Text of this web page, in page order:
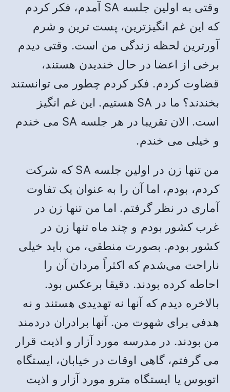
وقتی به اولین جلسه SA آمدم، فکر کردم
که این غم انگیزترین، پست ترین و شرم
آورترین لحظه زندگی من است. وقتی دیدم
برخی از اعضا در حال خندیدن هستند،
قضاوت کردم. فکر کردم چطور می توانستند
بخندند؟ ما در SA هستیم. این غم انگیز
است. الان تقریبا در هر جلسه SA می خندم
و خیلی می خندم.
من تنها زن در اولین جلسه SA که شرکت
کردم، بودم، اما آن را به عنوان یک تفاوت
آماری در نظر گرفتم. اما من تنها زن در
غرب کشور بودم و چند ماه تنها زن در
کشور بودم. بصورت منطقی، من باید خیلی
ناراحت می‌شدم که اکثراً مردان آن را
احاطه کرده بودند. دقیقا برعکس بود.
بالاخره دیدم که آنها نه تهدیدی هستند و نه
هدفی برای شهوت من. آنها برادران دردمند
من بودند. در مدرسه مورد آزار و اذیت قرار
می گرفتم، گاهی اوقات در خیابان، ایستگاه
اتوبوس یا ایستگاه مترو مورد آزار و اذیت